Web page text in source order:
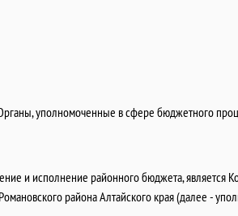
уполномоченные в сфере бюджетного
и исполнение районного бюджета, является
района Алтайского края (далее -